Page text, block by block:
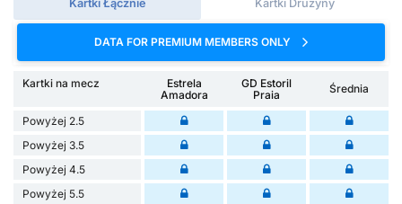
Kartki Łącznie Kartki Drużyny
DATA FOR PREMIUM MEMBERS ONLY
Kartki na mecz
Estrela
Amadora
GD Estoril
Praia
Średnia
Powyżej 2.5
Powyżej 3.5
Powyżej 4.5
Powyżej 5.5